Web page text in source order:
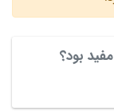
بود؟